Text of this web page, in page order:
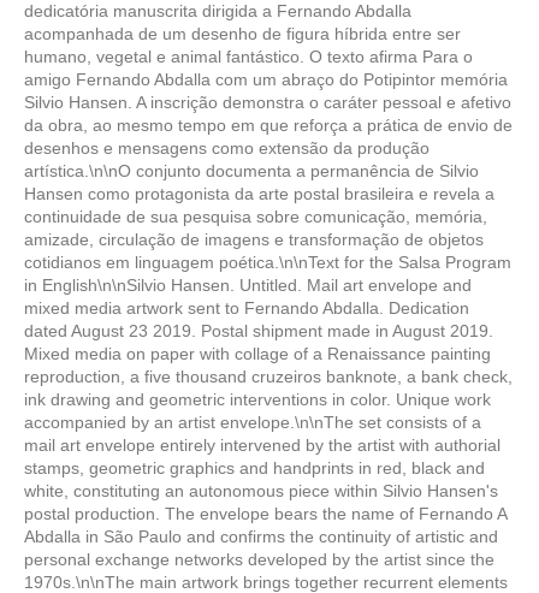
dedicatória manuscrita dirigida a Fernando Abdalla
acompanhada de um desenho de figura híbrida entre ser
humano, vegetal e animal fantástico. O texto afirma Para o
amigo Fernando Abdalla com um abraço do Potipintor memória
Silvio Hansen. A inscrição demonstra o caráter pessoal e afetivo
da obra, ao mesmo tempo em que reforça a prática de envio de
desenhos e mensagens como extensão da produção
artística.\n\nO conjunto documenta a permanência de Silvio
Hansen como protagonista da arte postal brasileira e revela a
continuidade de sua pesquisa sobre comunicação, memória,
amizade, circulação de imagens e transformação de objetos
cotidianos em linguagem poética.\n\nText for the Salsa Program
in English\n\nSilvio Hansen. Untitled. Mail art envelope and
mixed media artwork sent to Fernando Abdalla. Dedication
dated August 23 2019. Postal shipment made in August 2019.
Mixed media on paper with collage of a Renaissance painting
reproduction, a five thousand cruzeiros banknote, a bank check,
ink drawing and geometric interventions in color. Unique work
accompanied by an artist envelope.\n\nThe set consists of a
mail art envelope entirely intervened by the artist with authorial
stamps, geometric graphics and handprints in red, black and
white, constituting an autonomous piece within Silvio Hansen's
postal production. The envelope bears the name of Fernando A
Abdalla in São Paulo and confirms the continuity of artistic and
personal exchange networks developed by the artist since the
1970s.\n\nThe main artwork brings together recurrent elements